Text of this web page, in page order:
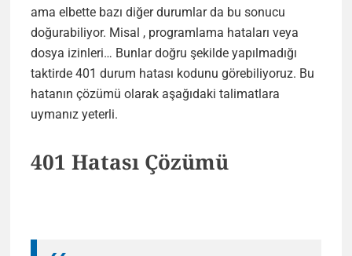
ama elbette bazı diğer durumlar da bu sonucu
doğurabiliyor. Misal , programlama hataları veya
dosya izinleri… Bunlar doğru şekilde yapılmadığı
taktirde 401 durum hatası kodunu görebiliyoruz. Bu
hatanın çözümü olarak aşağıdaki talimatlara
uymanız yeterli.
401 Hatası Çözümü